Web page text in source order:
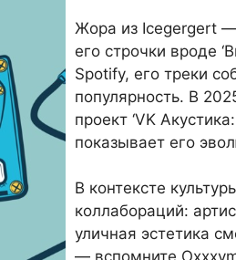
Жора из Icegergert —
его строчки вроде
Spotify, его треки
популярность. В
проект ‘VK
показывает его
В контексте
коллабораций:
уличная эстетика